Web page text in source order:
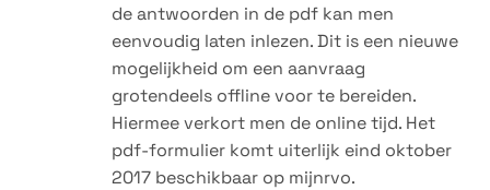
de antwoorden in de pdf kan men
eenvoudig laten inlezen. Dit is een nieuwe
mogelijkheid om een aanvraag
grotendeels offline voor te bereiden.
Hiermee verkort men de online tijd. Het
pdf-formulier komt uiterlijk eind oktober
2017 beschikbaar op mijnrvo.